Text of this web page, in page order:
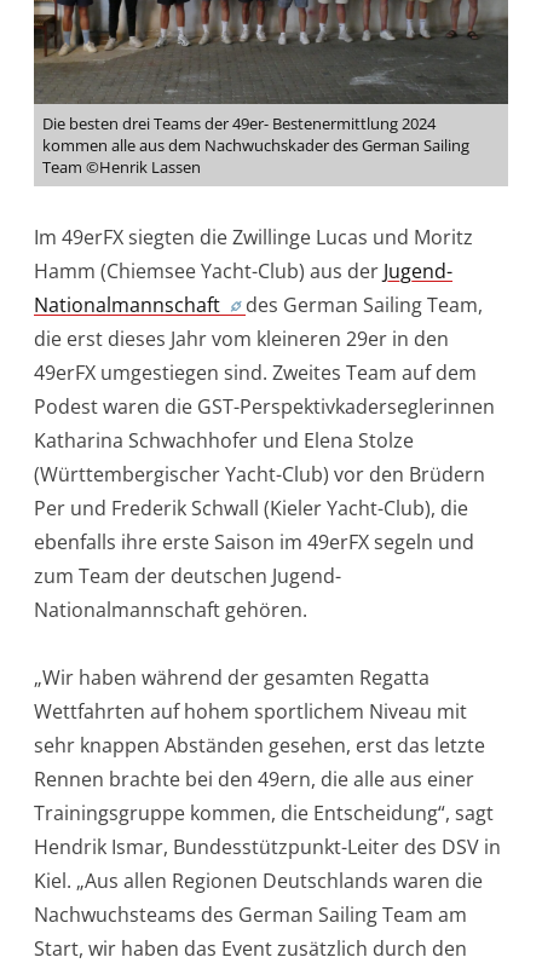
Die besten drei Teams der 49er- Bestenermittlung 2024
kommen alle aus dem Nachwuchskader des German Sailing
Team ©Henrik Lassen
Im 49erFX siegten die Zwillinge Lucas und Moritz
Hamm (Chiemsee Yacht-Club) aus der Jugend-
Nationalmannschaft
des German Sailing Team,
die erst dieses Jahr vom kleineren 29er in den
49erFX umgestiegen sind. Zweites Team auf dem
Podest waren die GST-Perspektivkaderseglerinnen
Katharina Schwachhofer und Elena Stolze
(Württembergischer Yacht-Club) vor den Brüdern
Per und Frederik Schwall (Kieler Yacht-Club), die
ebenfalls ihre erste Saison im 49erFX segeln und
zum Team der deutschen Jugend-
Nationalmannschaft gehören.
„Wir haben während der gesamten Regatta
Wettfahrten auf hohem sportlichem Niveau mit
sehr knappen Abständen gesehen, erst das letzte
Rennen brachte bei den 49ern, die alle aus einer
Trainingsgruppe kommen, die Entscheidung“, sagt
Hendrik Ismar, Bundesstützpunkt-Leiter des DSV in
Kiel. „Aus allen Regionen Deutschlands waren die
Nachwuchsteams des German Sailing Team am
Start, wir haben das Event zusätzlich durch den